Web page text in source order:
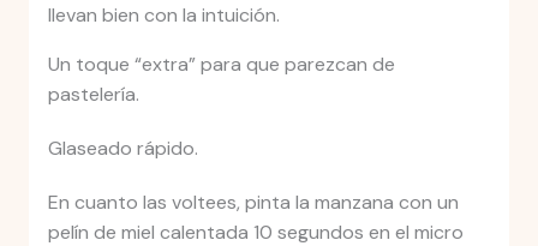
llevan bien con la intuición.
Un toque “extra” para que parezcan de
pastelería.
Glaseado rápido.
En cuanto las voltees, pinta la manzana con un
pelín de miel calentada 10 segundos en el micro